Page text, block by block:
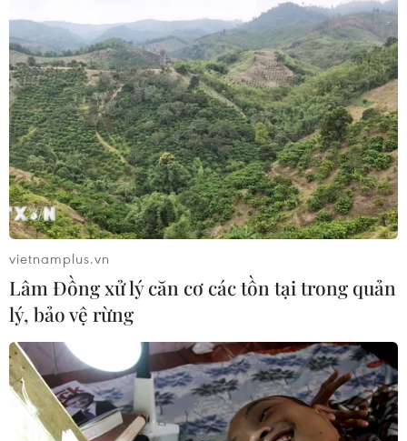
vietnamplus.vn
Lâm Đồng xử lý căn cơ các tồn tại trong quản
lý, bảo vệ rừng